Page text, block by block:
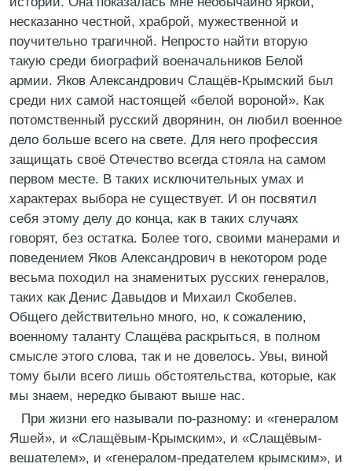
несказанно честной, храброй, мужественной и
поучительно трагичной. Непросто найти вторую
такую среди биографий военачальников Белой
армии. Яков Александрович Слащёв-Крымский был
среди них самой настоящей «белой вороной». Как
потомственный русский дворянин, он любил военное
дело больше всего на свете. Для него профессия
защищать своё Отечество всегда стояла на самом
первом месте. В таких исключительных умах и
характерах выбора не существует. И он посвятил
себя этому делу до конца, как в таких случаях
говорят, без остатка. Более того, своими манерами и
поведением Яков Александрович в некотором роде
весьма походил на знаменитых русских генералов,
таких как Денис Давыдов и Михаил Скобелев.
Общего действительно много, но, к сожалению,
военному таланту Слащёва раскрыться, в полном
смысле этого слова, так и не довелось. Увы, виной
тому были всего лишь обстоятельства, которые, как
мы знаем, нередко бывают выше нас.
При жизни его называли по-разному: и «генералом
Яшей», и «Слащёвым-Крымским», и «Слащёвым-
вешателем», и «генералом-предателем крымским», и